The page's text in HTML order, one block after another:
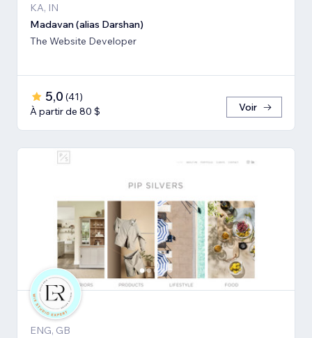
KA, IN
Madavan (alias Darshan)
The Website Developer
5,0 (41)
À partir de 80 $
Voir
ENG, GB